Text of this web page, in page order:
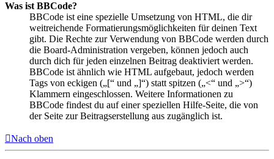
Was ist BBCode?
BBCode ist eine spezielle Umsetzung von HTML, die dir
weitreichende Formatierungsmöglichkeiten für deinen Text
gibt. Die Rechte zur Verwendung von BBCode werden durch
die Board-Administration vergeben, können jedoch auch
durch dich für jeden einzelnen Beitrag deaktiviert werden.
BBCode ist ähnlich wie HTML aufgebaut, jedoch werden
Tags von eckigen („[“ und „]“) statt spitzen („<“ und „>“)
Klammern eingeschlossen. Weitere Informationen zu
BBCode findest du auf einer speziellen Hilfe-Seite, die von
der Seite zur Beitragserstellung aus zugänglich ist.
Nach oben